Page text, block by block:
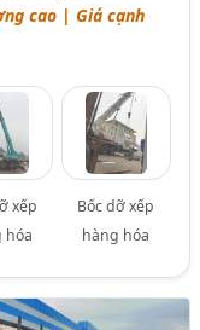
cao | Giá cạnh
xếp
hóa
Bốc dỡ xếp
hàng hóa